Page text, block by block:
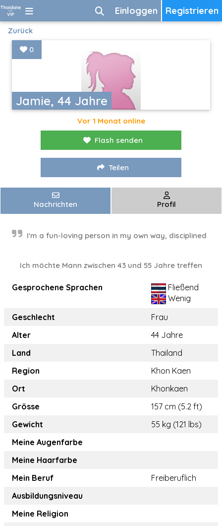
Registrieren
Einloggen
Zurück
Jamie, 44 Jahre
0
Vor 1 Monat online
Flash senden
Teilen
Nachrichten Profil
I'm a fun-loving person in my own way, disciplined
Ich möchte Mann zwischen 43 und 55 Jahre treffen
Gesprochene Sprachen
Fließend
Wenig
Geschlecht
Frau
Alter
44 Jahre
Land
Thailand
Region
Khon Kaen
Ort
Khonkaen
Grösse
157 cm (5.2 ft)
Gewicht
55 kg (121 lbs)
Meine Augenfarbe
Meine Haarfarbe
Mein Beruf
Freiberuflich
Ausbildungsniveau
Meine Religion